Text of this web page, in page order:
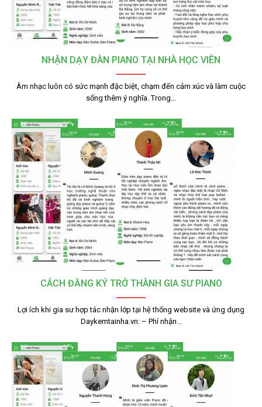
NHẬN DẠY ĐÀN PIANO TẠI NHÀ HỌC VIÊN
Âm nhạc luôn có sức mạnh đặc biệt, chạm đến cảm xúc và làm cuộc
sống thêm ý nghĩa. Trong…
CÁCH ĐĂNG KÝ TRỞ THÀNH GIA SƯ PIANO
Lợi ích khi gia sư hợp tác nhận lớp tại hệ thống website và ứng dụng
Daykemtainha.vn: – Phí nhận…